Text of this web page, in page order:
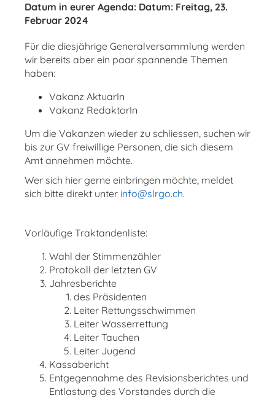
Datum in eurer Agenda: Datum: Freitag, 23.
Februar 2024
Für die diesjährige Generalversammlung werden
wir bereits aber ein paar spannende Themen
haben:
Vakanz AktuarIn
Vakanz RedaktorIn
Um die Vakanzen wieder zu schliessen, suchen wir
bis zur GV freiwillige Personen, die sich diesem
Amt annehmen möchte.
Wer sich hier gerne einbringen möchte, meldet
sich bitte direkt unter info@slrgo.ch.
Vorläufige Traktandenliste:
Wahl der Stimmenzähler
Protokoll der letzten GV
Jahresberichte
des Präsidenten
Leiter Rettungsschwimmen
Leiter Wasserrettung
Leiter Tauchen
Leiter Jugend
Kassabericht
Entgegennahme des Revisionsberichtes und
Entlastung des Vorstandes durch die